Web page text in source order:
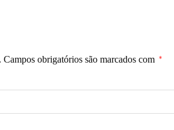
Campos obrigatórios são marcados com *